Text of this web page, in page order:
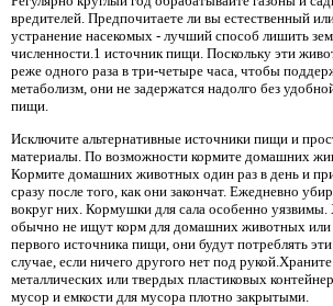
вредителей. Предпочитаете ли вы естественный
устранение насекомых - лучший способ лишить
численности.1 источник пищи. Поскольку эти
реже одного раза в три-четыре часа, чтобы
метаболизм, они не задержатся надолго без
пищи.
Исключите альтернативные источники пищи и
материалы. По возможности кормите домашних
Кормите домашних животных один раз в день и
сразу после того, как они закончат. Ежедневно
вокруг них. Кормушки для сала особенно уязвимы.
обычно не ищут корм для домашних животных или
первого источника пищи, они будут потреблять
случае, если ничего другого нет под
металлических или твердых пластиковых
мусор и емкости для мусора плотно закрытыми.